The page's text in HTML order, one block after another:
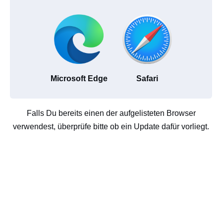
Microsoft Edge Safari
Falls Du bereits einen der aufgelisteten Browser
verwendest, überprüfe bitte ob ein Update dafür vorliegt.